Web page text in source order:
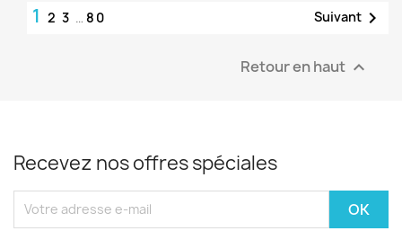
1 2 3 … 80 Suivant 
Retour en haut 
Recevez nos offres spéciales